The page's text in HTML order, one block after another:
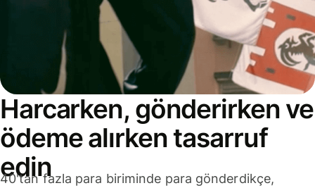
Harcarken, gönderirken ve
ödeme alırken tasarruf
edin
40'tan fazla para biriminde para gönderdikçe,